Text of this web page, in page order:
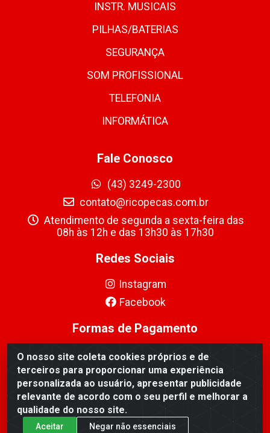
O nosso site coleta cookies próprios e de
terceiros para proporcionar uma experiência
personalizada ao usuário, apresentar publicidade
relevante de acordo com o seu perfil e melhorar a
qualidade do nosso site.
Aceitar Negar não essenciais
INSTR. MUSICAIS
PILHAS/BATERIAS
SEGURANÇA
SOM PROFISSIONAL
TELEFONIA
INFORMÁTICA
Fale Conosco
(43) 3249-2300
contato@ricopecas.com.br
Atendimento de segunda a sexta-feira das
08h às 12h e das 13h30 às 17h30
Redes Sociais
Instagram
Facebook
Formas de Pagamento
Ricopeças Comércio de componentes Eletrônicos Ltda -
Rua Alicio Francisco Mafra, 968 - Jardim Taroba,
Cambé/PR - CEP 86.191-390 - CNPJ 06.241.208/0001-